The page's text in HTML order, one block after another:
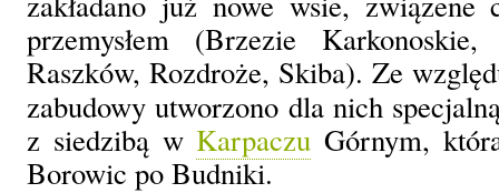
przemysłem (Brzezie
Raszków, Rozdroże, Skiba). Ze
zabudowy utworzono dla nich
z siedzibą w Karpaczu Górnym,
Borowic po Budniki.